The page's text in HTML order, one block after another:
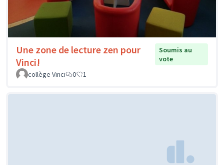
Une zone de lecture zen pour
Vinci!
Soumis au
vote
collège Vinci
0 1